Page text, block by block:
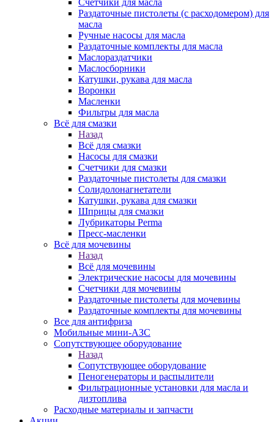
Счетчики для масла
Раздаточные пистолеты (с расходомером) для
масла
Ручные насосы для масла
Раздаточные комплекты для масла
Маслораздатчики
Маслосборники
Катушки, рукава для масла
Воронки
Масленки
Фильтры для масла
Всё для смазки
Назад
Всё для смазки
Насосы для смазки
Счетчики для смазки
Раздаточные пистолеты для смазки
Солидолонагнетатели
Катушки, рукава для смазки
Шприцы для смазки
Лубрикаторы Perma
Пресс-масленки
Всё для мочевины
Назад
Всё для мочевины
Электрические насосы для мочевины
Счетчики для мочевины
Раздаточные пистолеты для мочевины
Раздаточные комплекты для мочевины
Все для антифриза
Мобильные мини-АЗС
Сопутствующее оборудование
Назад
Сопутствующее оборудование
Пеногенераторы и распылители
Фильтрационные установки для масла и
дизтоплива
Расходные материалы и запчасти